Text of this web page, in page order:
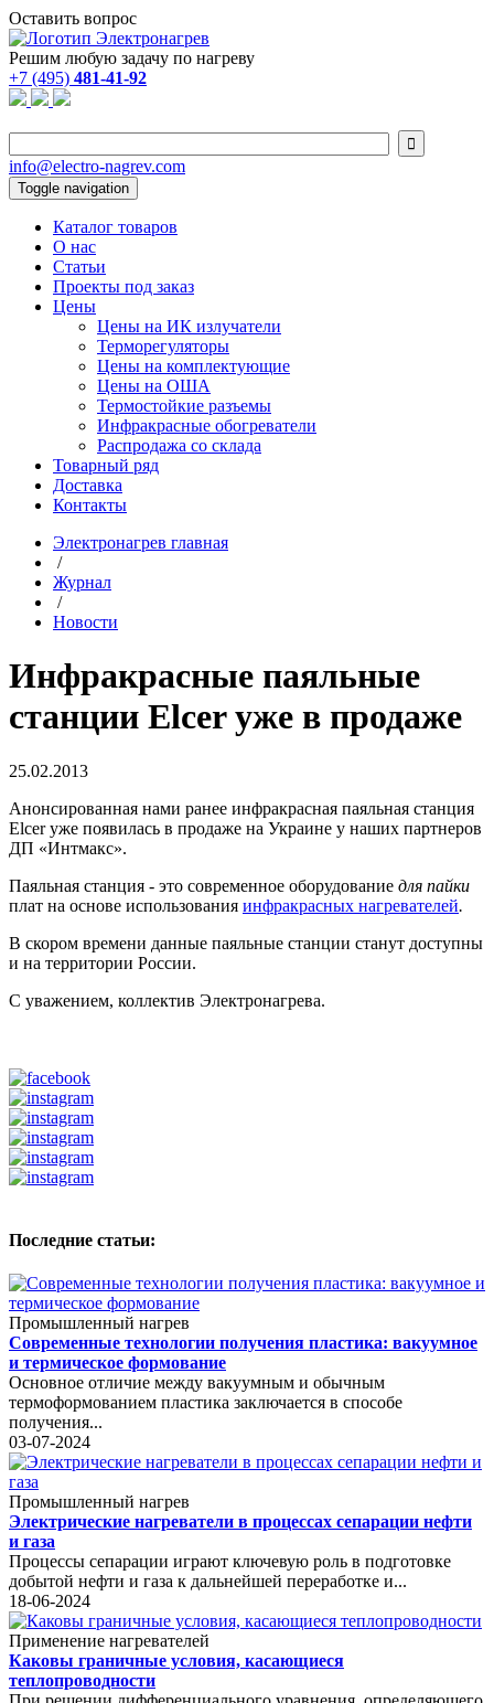
Оставить вопрос
Решим любую задачу по нагреву
+7 (495) 481-41-92

info@electro-nagrev.com
Toggle navigation
Каталог товаров
О нас
Статьи
Проекты под заказ
Цены
Цены на ИК излучатели
Терморегуляторы
Цены на комплектующие
Цены на ОША
Термостойкие разъемы
Инфракрасные обогреватели
Распродажа со склада
Товарный ряд
Доставка
Контакты
Электронагрев главная
/
Журнал
/
Новости
Инфракрасные паяльные
станции Elcer уже в продаже
25.02.2013
Анонсированная нами ранее инфракрасная паяльная станция
Elcer уже появилась в продаже на Украине у наших партнеров
ДП «Интмакс».
Паяльная станция - это современное оборудование для пайки
плат на основе использования инфракрасных нагревателей.
В скором времени данные паяльные станции станут доступны
и на территории России.
С уважением, коллектив Электронагрева.
Последние статьи:
Промышленный нагрев
Современные технологии получения пластика: вакуумное
и термическое формование
Основное отличие между вакуумным и обычным
термоформованием пластика заключается в способе
получения...
03-07-2024
Промышленный нагрев
Электрические нагреватели в процессах сепарации нефти
и газа
Процессы сепарации играют ключевую роль в подготовке
добытой нефти и газа к дальнейшей переработке и...
18-06-2024
Применение нагревателей
Каковы граничные условия, касающиеся
теплопроводности